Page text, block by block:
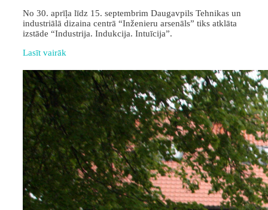
No 30. aprīļa līdz 15. septembrim Daugavpils Tehnikas un
industriālā dizaina centrā “Inženieru arsenāls” tiks atklāta
izstāde “Industrija. Indukcija. Intuīcija”.
Lasīt vairāk